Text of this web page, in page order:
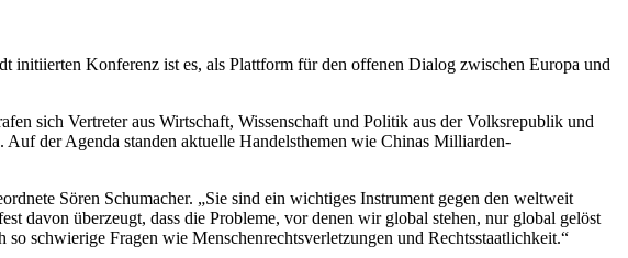
Konferenz ist es, als Plattform für den offenen Dialog zwischen Europa und
sich Vertreter aus Wirtschaft, Wissenschaft und Politik aus der Volksrepublik und
der Agenda standen aktuelle Handelsthemen wie Chinas Milliarden-
Sören Schumacher. „Sie sind ein wichtiges Instrument gegen den weltweit
davon überzeugt, dass die Probleme, vor denen wir global stehen, nur global gelöst
schwierige Fragen wie Menschenrechtsverletzungen und Rechtsstaatlichkeit.“